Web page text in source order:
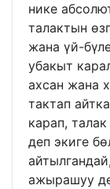
нике
талактын
жана үй-
убакыт
ахсан жана
тактап
карап,
деп экиге
ажырашуу